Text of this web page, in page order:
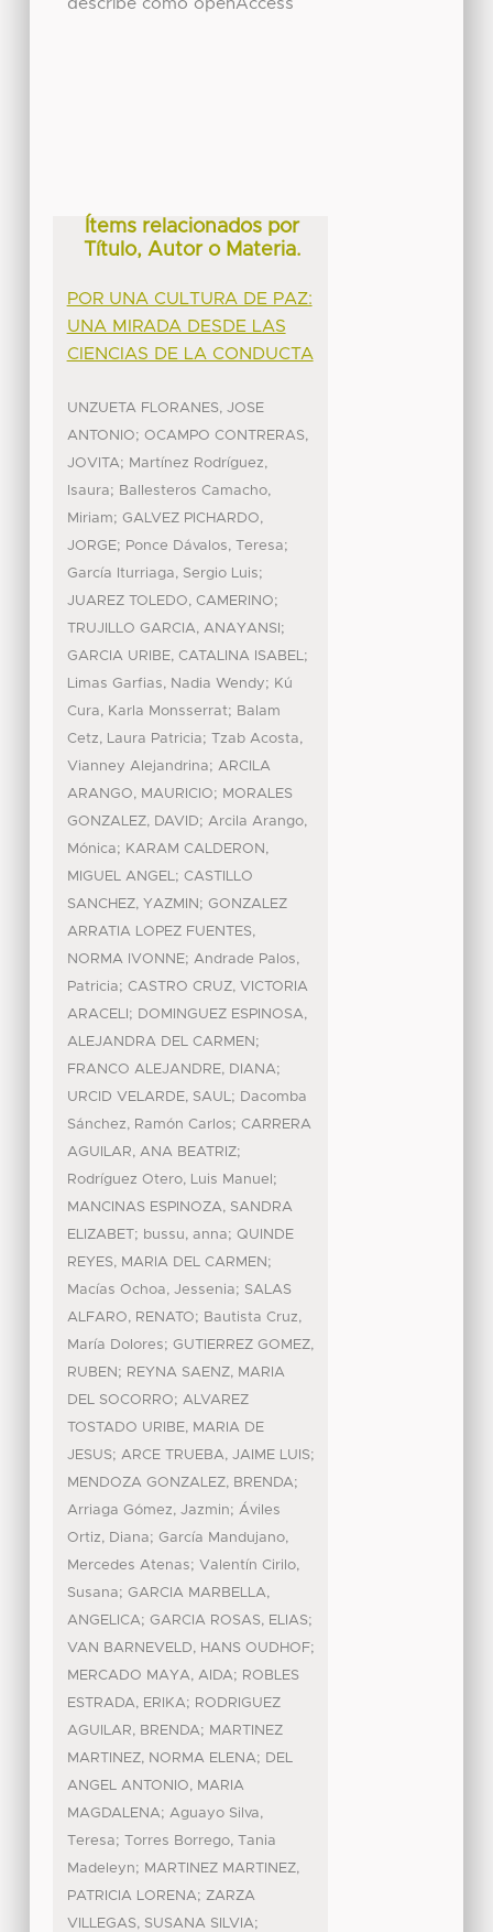
describe como openAccess
Ítems relacionados por
Título, Autor o Materia.
POR UNA CULTURA DE PAZ:
UNA MIRADA DESDE LAS
CIENCIAS DE LA CONDUCTA
UNZUETA FLORANES, JOSE
ANTONIO; OCAMPO CONTRERAS,
JOVITA; Martínez Rodríguez,
Isaura; Ballesteros Camacho,
Miriam; GALVEZ PICHARDO,
JORGE; Ponce Dávalos, Teresa;
García Iturriaga, Sergio Luis;
JUAREZ TOLEDO, CAMERINO;
TRUJILLO GARCIA, ANAYANSI ;
GARCIA URIBE, CATALINA ISABEL ;
Limas Garfias, Nadia Wendy; Kú
Cura, Karla Monsserrat; Balam
Cetz, Laura Patricia; Tzab Acosta,
Vianney Alejandrina; ARCILA
ARANGO, MAURICIO; MORALES
GONZALEZ, DAVID; Arcila Arango,
Mónica; KARAM CALDERON,
MIGUEL ANGEL
; CASTILLO
SANCHEZ, YAZMIN ; GONZALEZ
ARRATIA LOPEZ FUENTES,
NORMA IVONNE; Andrade Palos,
Patricia; CASTRO CRUZ, VICTORIA
ARACELI
; DOMINGUEZ ESPINOSA,
ALEJANDRA DEL CARMEN ;
FRANCO ALEJANDRE, DIANA;
URCID VELARDE, SAUL ; Dacomba
Sánchez, Ramón Carlos; CARRERA
AGUILAR, ANA BEATRIZ;
Rodríguez Otero, Luis Manuel ;
MANCINAS ESPINOZA, SANDRA
ELIZABET; bussu, anna; QUINDE
REYES, MARIA DEL CARMEN ;
Macías Ochoa, Jessenia; SALAS
ALFARO, RENATO; Bautista Cruz,
María Dolores; GUTIERREZ GOMEZ,
RUBEN ; REYNA SAENZ, MARIA
DEL SOCORRO; ALVAREZ
TOSTADO URIBE, MARIA DE
JESUS; ARCE TRUEBA, JAIME LUIS;
MENDOZA GONZALEZ, BRENDA;
Arriaga Gómez, Jazmin; Áviles
Ortiz, Diana; García Mandujano,
Mercedes Atenas; Valentín Cirilo,
Susana; GARCIA MARBELLA,
ANGELICA; GARCIA ROSAS, ELIAS;
VAN BARNEVELD, HANS OUDHOF;
MERCADO MAYA, AIDA; ROBLES
ESTRADA, ERIKA; RODRIGUEZ
AGUILAR, BRENDA; MARTINEZ
MARTINEZ, NORMA ELENA; DEL
ANGEL ANTONIO, MARIA
MAGDALENA; Aguayo Silva,
Teresa; Torres Borrego, Tania
Madeleyn; MARTINEZ MARTINEZ,
PATRICIA LORENA; ZARZA
VILLEGAS, SUSANA SILVIA;